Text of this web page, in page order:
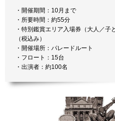
・開催期間：10月まで
・所要時間：約55分
・特別鑑賞エリア入場券（大人／
（税込み）
・開催場所：パレードルート
・フロート：15台
・出演者：約100名